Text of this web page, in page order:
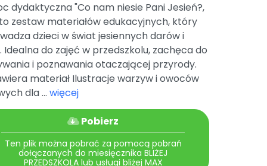
Archiwalne numery
Pomoc
Promocje
czerwca 2024 r. uzyskała
r. Nr decyzji:
Online.
dydaktyczna "Co nam niesie Pani Jesień?,
to zestaw materiałów edukacyjnych, który
dzieci w świat jesiennych darów i
Idealna do zajęć w przedszkolu, zachęca do
i poznawania otaczającej przyrody.
materiał Ilustracje warzyw i owoców
dla ... więcej
Pobierz
Ten plik można pobrać za pomocą pobrań
dołączanych do miesięcznika BLIŻEJ
PRZEDSZKOLA lub usługi bliżej MAX